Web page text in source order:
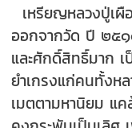
เหรียญหลวงปู่เ
ออกจากวัด ปี ๒๕
และศักดิ์สิทธิ์มาก
ยำเกรงแก่คนทั้งห
เมตตามหานิยม แ